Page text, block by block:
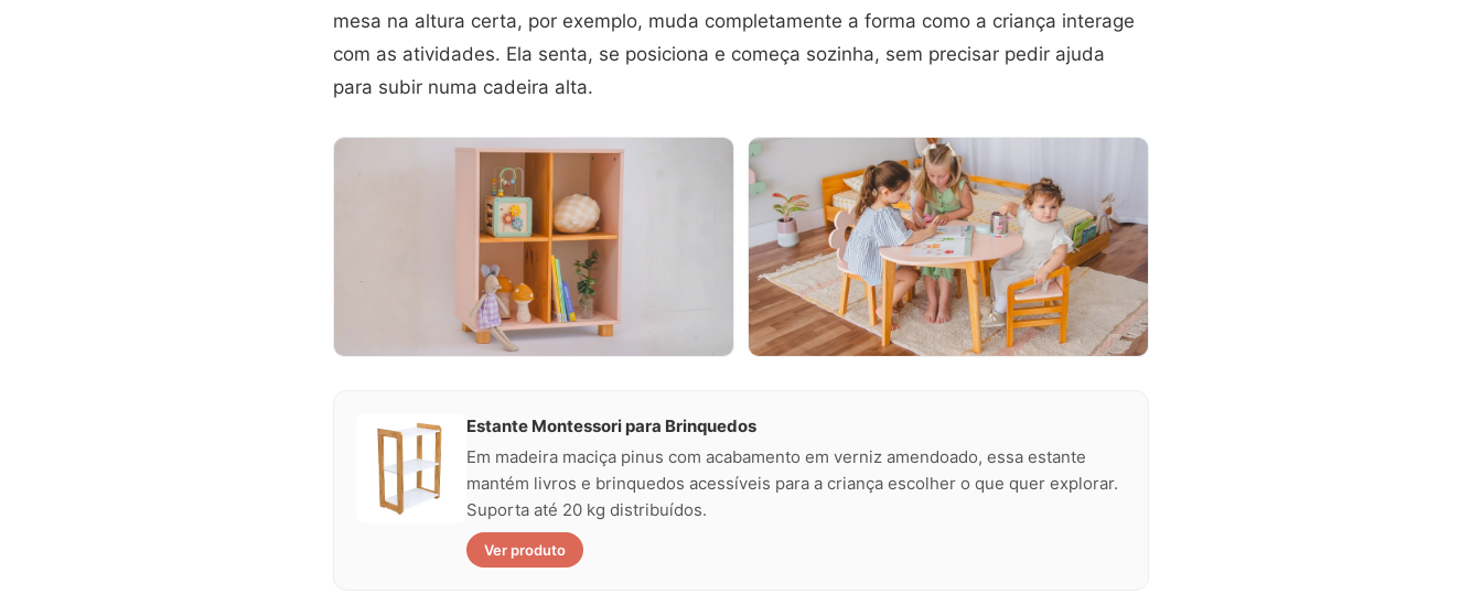
mesa na altura certa, por exemplo, muda completamente a forma como a criança interage
com as atividades. Ela senta, se posiciona e começa sozinha, sem precisar pedir ajuda
para subir numa cadeira alta.
Estante Montessori para Brinquedos
Em madeira maciça pinus com acabamento em verniz amendoado, essa estante
mantém livros e brinquedos acessíveis para a criança escolher o que quer explorar.
Suporta até 20 kg distribuídos.
Ver produto